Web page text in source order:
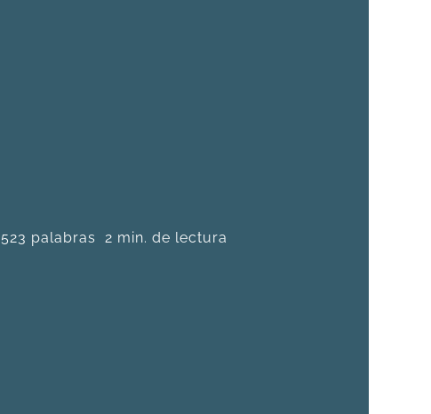
523 palabras 2 min. de lectura